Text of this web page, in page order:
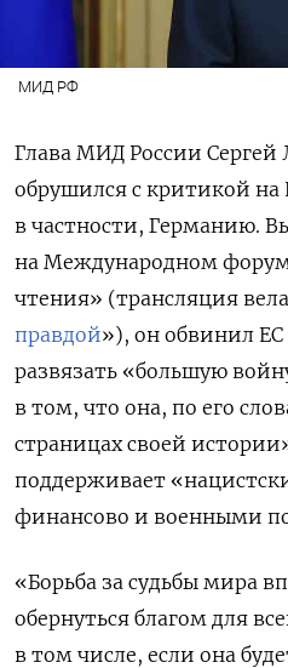
МИД РФ
Глава МИД России Сергей
обрушился с критикой
в частности, Германию.
на Международном
чтения» (трансляция
правдой»), он обвинил
развязать «большую
в том, что она, по его
страницах своей
поддерживает
финансово и военными
«Борьба за судьбы мира
обернуться благом для
в том числе, если она